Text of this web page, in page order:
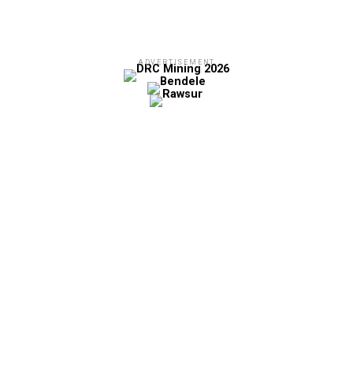
ADVERTISEMENT